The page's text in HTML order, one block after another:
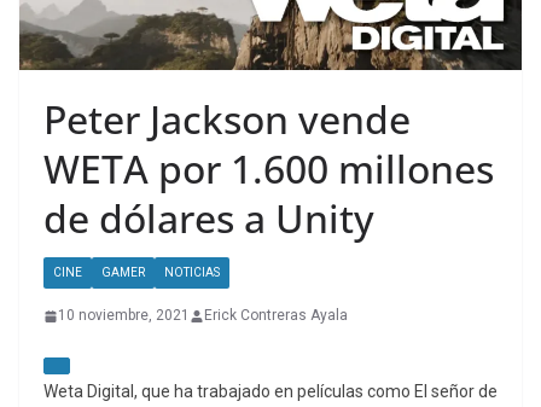
Peter Jackson vende
WETA por 1.600 millones
de dólares a Unity
CINE GAMER NOTICIAS
10 noviembre, 2021 Erick Contreras Ayala
Weta Digital, que ha trabajado en películas como El señor de